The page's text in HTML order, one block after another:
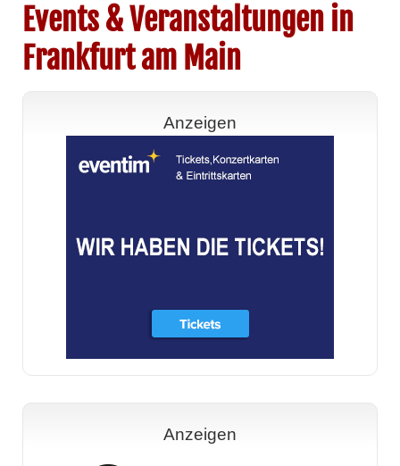
Events & Veranstaltungen in
Frankfurt am Main
Anzeigen
Anzeigen